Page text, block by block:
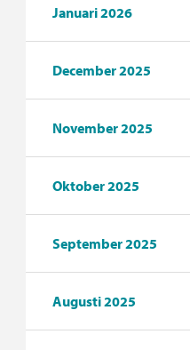
Januari 2026
December 2025
November 2025
Oktober 2025
September 2025
Augusti 2025